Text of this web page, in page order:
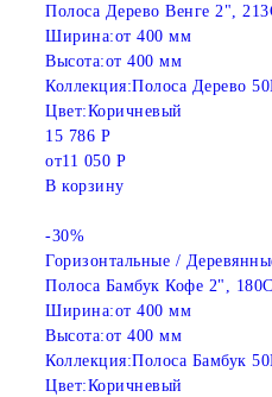
Полоса Дерево Венге 2",
Ширина:от 400 мм
Высота:от 400 мм
Коллекция:Полоса Дерево
Цвет:Коричневый
15 786 Р
от11 050 Р
В корзину
-30%
Горизонтальные /
Полоса Бамбук Кофе 2",
Ширина:от 400 мм
Высота:от 400 мм
Коллекция:Полоса Бамбук
Цвет:Коричневый